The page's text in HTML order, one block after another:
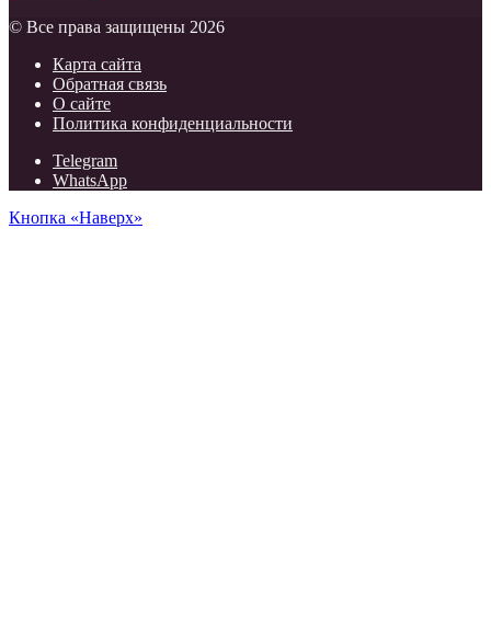
© Все права защищены 2026
Карта сайта
Обратная связь
О сайте
Политика конфиденциальности
Telegram
WhatsApp
Кнопка «Наверх»